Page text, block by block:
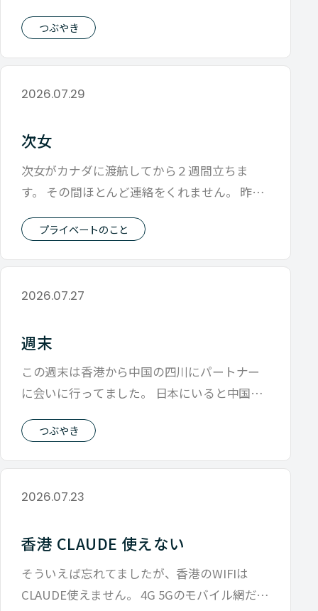
つぶやき
2026.07.29
次女
次女がカナダに渡航してから２週間立ちま
す。 その間ほとんど連絡をくれません。 昨日
プライベートのこと
2026.07.27
週末
この週末は香港から中国の四川にパートナー
に会いに行ってました。 日本にいると中国の
つぶやき
2026.07.23
香港 CLAUDE 使えない
そういえば忘れてましたが、香港のWIFIは
CLAUDE使えません。 4G 5Gのモバイル網だと